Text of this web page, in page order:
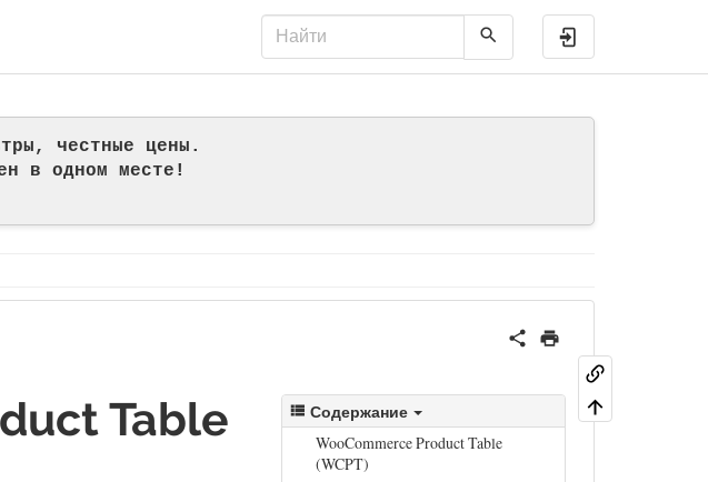
честные цены.
в одном месте!
Содержание
WooCommerce Product Table
(WCPT)
Table